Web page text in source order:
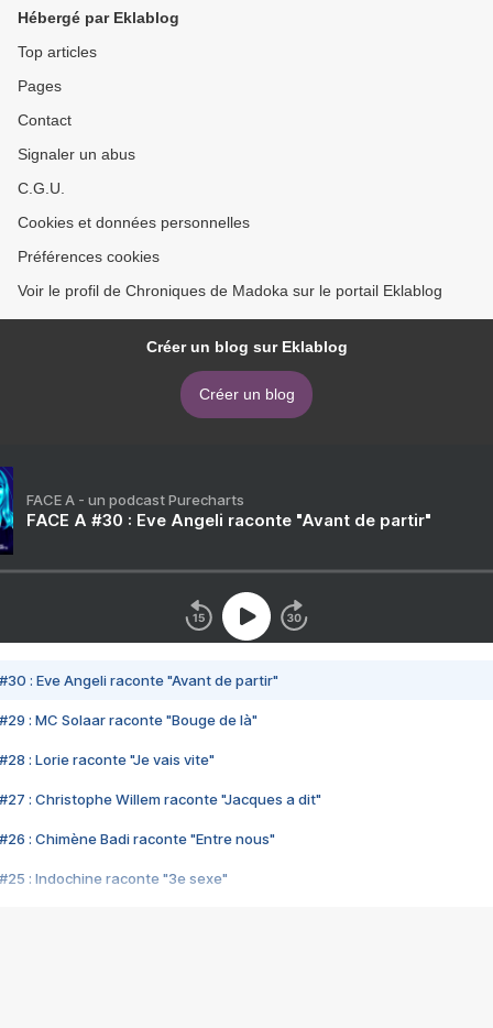
Hébergé par Eklablog
Top articles
Pages
Contact
Signaler un abus
C.G.U.
Cookies et données personnelles
Préférences cookies
Voir le profil de Chroniques de Madoka sur le portail Eklablog
Créer un blog sur Eklablog
Créer un blog
FACE A - un podcast Purecharts
FACE A #30 : Eve Angeli raconte "Avant de partir"
#30 : Eve Angeli raconte "Avant de partir"
#29 : MC Solaar raconte "Bouge de là"
#28 : Lorie raconte "Je vais vite"
#27 : Christophe Willem raconte "Jacques a dit"
#26 : Chimène Badi raconte "Entre nous"
#25 : Indochine raconte "3e sexe"